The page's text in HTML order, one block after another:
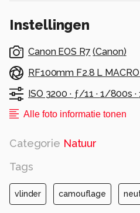
Instellingen
Canon EOS R7 (Canon)
RF100mm F2.8 L
ISO 3200 · ƒ/11 · 1/800s ·
Alle foto informatie tonen
Categorie Natuur
Tags
vlinder camouflage